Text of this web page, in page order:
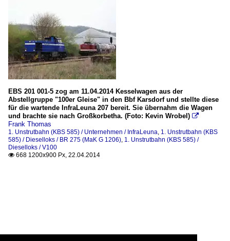
EBS 201 001-5 zog am 11.04.2014 Kesselwagen aus der
Abstellgruppe "100er Gleise" in den Bbf Karsdorf und stellte diese
für die wartende InfraLeuna 207 bereit. Sie übernahm die Wagen
und brachte sie nach Großkorbetha. (Foto: Kevin Wrobel) 
Frank Thomas
1. Unstrutbahn (KBS 585) / Unternehmen / InfraLeuna 1. Unstrutbahn (KBS
585) / Dieselloks / BR 275 (MaK G 1206) 1. Unstrutbahn (KBS 585) /
Dieselloks / V100
 668 1200x900 Px, 22.04.2014